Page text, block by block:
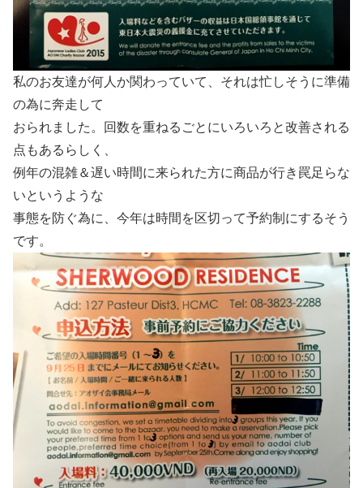
私のお友達が何人か関わっていて、それは忙しそうに準備
の為に奔走して
おられました。回数を重ねるごとにいろいろと改善される
点もあるらしく、
例年の混雑＆遅い時間に来られた方に商品が行き罠足らな
いというような
事態を防ぐ為に、今年は時間を区切って予約制にするそう
です。